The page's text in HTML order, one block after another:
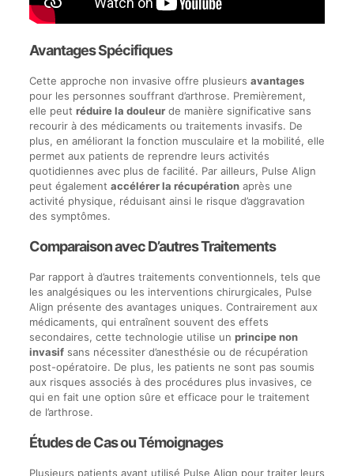
Avantages Spécifiques
Cette approche non invasive offre plusieurs avantages
pour les personnes souffrant d’arthrose. Premièrement,
elle peut réduire la douleurde manière significative sans
recourir à des médicaments ou traitements invasifs. De
plus, en améliorant la fonction musculaire et la mobilité, elle
permet aux patients de reprendre leurs activités
quotidiennes avec plus de facilité. Par ailleurs, Pulse Align
peut également accélérer la récupérationaprès une
activité physique, réduisant ainsi le risque d’aggravation
des symptômes.
Comparaison avec D’autres Traitements
Par rapport à d’autres traitements conventionnels, tels que
les analgésiques ou les interventions chirurgicales, Pulse
Align présente des avantages uniques. Contrairement aux
médicaments, qui entraînent souvent des effets
secondaires, cette technologie utilise un principe non
invasifsans nécessiter d’anesthésie ou de récupération
post-opératoire. De plus, les patients ne sont pas soumis
aux risques associés à des procédures plus invasives, ce
qui en fait une option sûre et efficace pour le traitement
de l’arthrose.
Études de Cas ou Témoignages
Plusieurs patients ayant utilisé Pulse Align pour traiter leurs